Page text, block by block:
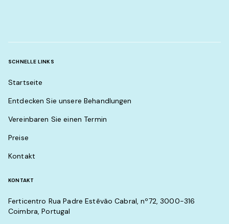
SCHNELLE LINKS
Startseite
Entdecken Sie unsere Behandlungen
Vereinbaren Sie einen Termin
Preise
Kontakt
KONTAKT
Ferticentro Rua Padre Estêvão Cabral, nº72, 3000-316
Coimbra, Portugal